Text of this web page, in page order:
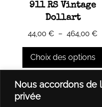
Nous accordons de
privée
page
du
produit
911 RS Vintage
Dollart
44,00€ – 464,00€
Choix des options
Ce
produit